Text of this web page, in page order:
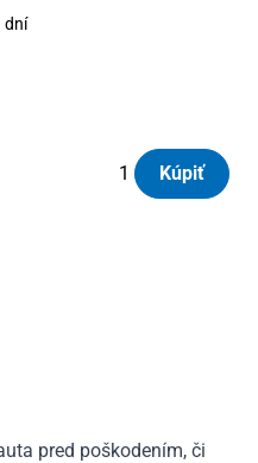
dní
Kúpiť
pred poškodením, či